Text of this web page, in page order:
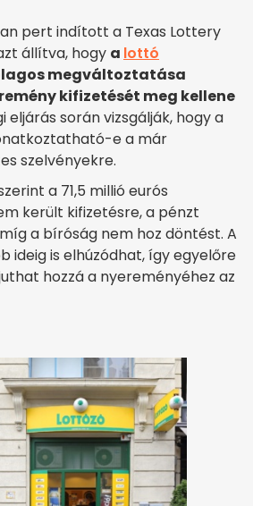
pert indított a Texas Lottery
állítva, hogy a lottó
megváltoztatása
kifizetését meg kellene
eljárás során vizsgálják, hogy a
e a már
szelvényekre.
a 71,5 millió eurós
került kifizetésre, a pénzt
a bíróság nem hoz döntést. A
ideig is elhúzódhat, így egyelőre
hozzá a nyereményéhez az